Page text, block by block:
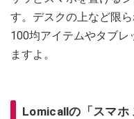
す。デスクの上など限
100均アイテムやタブレ
ますよ。
Lomicallの「スマ